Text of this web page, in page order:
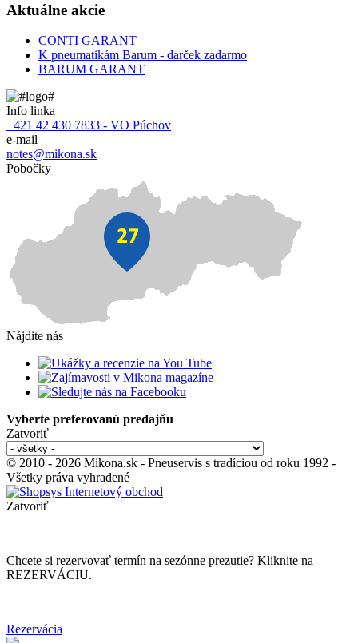
Aktuálne akcie
CONTI GARANT
K pneumatikám Barum - darček zadarmo
BARUM GARANT
Info linka
+421 42 430 7833 - VO Púchov
e-mail
notes@mikona.sk
Pobočky
Nájdite nás
Vyberte preferovanú predajňu
Zatvoriť
© 2010 - 2026 Mikona.sk - Pneuservis s tradíciou od roku 1992 -
Všetky práva vyhradené
Zatvoriť
Chcete si rezervovať termín na sezónne prezutie? Kliknite na
REZERVÁCIU.
Rezervácia